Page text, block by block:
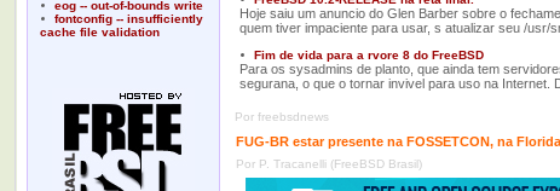
eog -- out-of-bounds write
fontconfig -- insufficiently
cache file validation
Hoje saiu um anuncio do Glen Barber sobre o
quem tiver impaciente para usar, s atualizar seu /
Fim de vida para a rvore 8 do FreeBSD
Para os sysadmins de planto, que ainda tem
segurana, o que o tornar invivel para uso na
Por freebsdnews
FUG-BR estar presente na FOSSETCON, na
Por P. Tracanelli (FreeBSD Brasil)